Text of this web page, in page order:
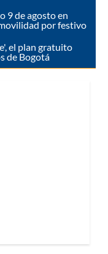
9 de agosto en
por festivo
el plan gratuito
de Bogotá